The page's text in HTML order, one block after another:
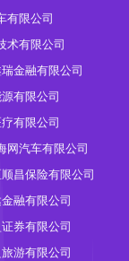
有限公司
术有限公司
金融有限公司
有限公司
有限公司
网汽车有限公司
昌保险有限公司
融有限公司
券有限公司
游有限公司